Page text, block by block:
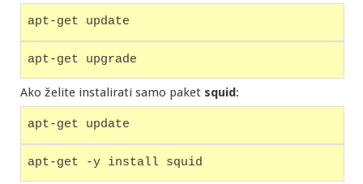
apt-get update
apt-get upgrade
Ako želite instalirati samo paket squid:
apt-get update
apt-get -y install squid